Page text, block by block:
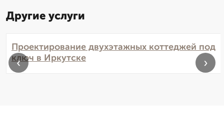
Другие услуги
Проектирование двухэтажных коттеджей под
ключ в Иркутске
‹ ›